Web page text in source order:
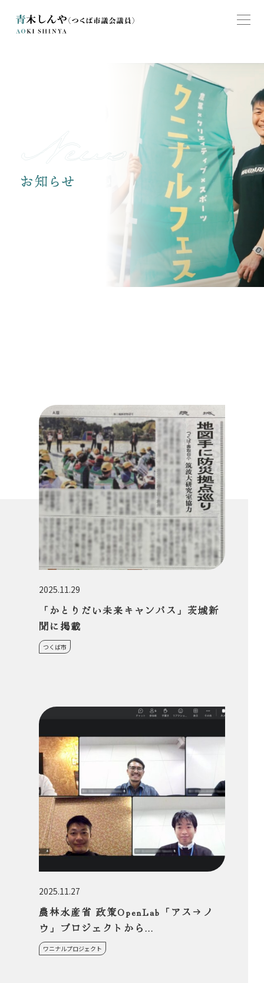
2025.11.29
「かとりだい未来キャンパス」茨城新
聞に掲載
つくば市
2025.11.27
農林水産省 政策OpenLab「アス→ノ
ウ」プロジェクトから...
ワニナルプロジェクト